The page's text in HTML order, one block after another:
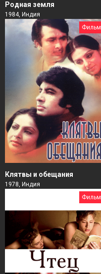
Родная земля
1984, Индия
Фильм
Клятвы и обещания
1978, Индия
Фильм